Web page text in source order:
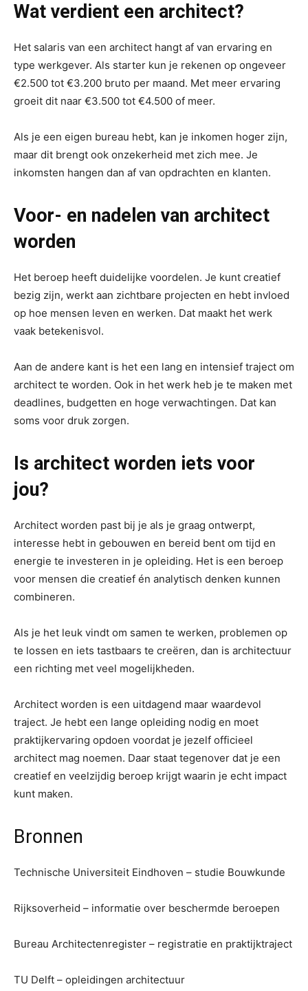
Wat verdient een architect?
Het salaris van een architect hangt af van ervaring en
type werkgever. Als starter kun je rekenen op ongeveer
€2.500 tot €3.200 bruto per maand. Met meer ervaring
groeit dit naar €3.500 tot €4.500 of meer.
Als je een eigen bureau hebt, kan je inkomen hoger zijn,
maar dit brengt ook onzekerheid met zich mee. Je
inkomsten hangen dan af van opdrachten en klanten.
Voor- en nadelen van architect
worden
Het beroep heeft duidelijke voordelen. Je kunt creatief
bezig zijn, werkt aan zichtbare projecten en hebt invloed
op hoe mensen leven en werken. Dat maakt het werk
vaak betekenisvol.
Aan de andere kant is het een lang en intensief traject om
architect te worden. Ook in het werk heb je te maken met
deadlines, budgetten en hoge verwachtingen. Dat kan
soms voor druk zorgen.
Is architect worden iets voor
jou?
Architect worden past bij je als je graag ontwerpt,
interesse hebt in gebouwen en bereid bent om tijd en
energie te investeren in je opleiding. Het is een beroep
voor mensen die creatief én analytisch denken kunnen
combineren.
Als je het leuk vindt om samen te werken, problemen op
te lossen en iets tastbaars te creëren, dan is architectuur
een richting met veel mogelijkheden.
Architect worden is een uitdagend maar waardevol
traject. Je hebt een lange opleiding nodig en moet
praktijkervaring opdoen voordat je jezelf officieel
architect mag noemen. Daar staat tegenover dat je een
creatief en veelzijdig beroep krijgt waarin je echt impact
kunt maken.
Bronnen
Technische Universiteit Eindhoven – studie Bouwkunde
Rijksoverheid – informatie over beschermde beroepen
Bureau Architectenregister – registratie en praktijktraject
TU Delft – opleidingen architectuur